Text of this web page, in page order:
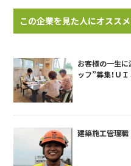
この企業を見た人にオスス
お客様の一生
ッフ”募集！Ｕ
建築施工管理